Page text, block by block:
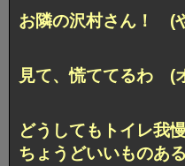
お隣の沢村さん！ (
見て、慌ててるわ (
どうしてもトイレ我
ちょうどいいものあ